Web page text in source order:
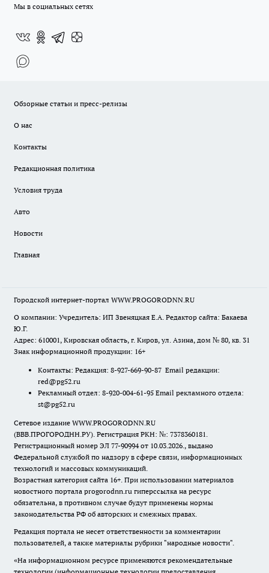
Мы в социальных сетях
Обзорные статьи и пресс-релизы
О нас
Контакты
Редакционная политика
Условия труда
Авто
Новости
Главная
Городской интернет-портал WWW.PROGORODNN.RU
О компании: Учредитель: ИП Звеняцкая Е.А. Редактор сайта: Бакаева
Ю.Г.
Адрес: 610001, Кировская область, г. Киров, ул. Азина, дом № 80, кв. 31
Знак информационной продукции: 16+
Контакты: Редакция: 8-927-669-90-87 Email редакции:
red@pg52.ru
Рекламный отдел: 8-920-004-61-95 Email рекламного отдела:
st@pg52.ru
Сетевое издание WWW.PROGORODNN.RU
(ВВВ.ПРОГОРОДНН.РУ). Регистрация РКН: №: 7378360181.
Регистрационный номер ЭЛ 77-90994 от 10.03.2026., выдано
Федеральной службой по надзору в сфере связи, информационных
технологий и массовых коммуникаций.
Возрастная категория сайта 16+. При использовании материалов
новостного портала progorodnn.ru гиперссылка на ресурс
обязательна, в противном случае будут применены нормы
законодательства РФ об авторских и смежных правах.
Редакция портала не несет ответственности за комментарии
пользователей, а также материалы рубрики "народные новости".
«На информационном ресурсе применяются рекомендательные